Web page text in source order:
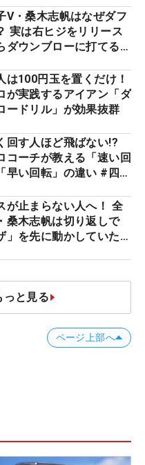
V・桑木志帆はなぜダフ
実は右ヒジをリリース
ダウンブローに打てる #
は100円玉を置くだけ！
が実践するアイアン「ダ
ードリル」が効果抜群
回す人ほど飛ばない!?
コーチが教える「速い回
早い回転」の違い #四の
が止まらない人へ！ 全
桑木志帆は切り返しで
」を先に動かしていた
っと見る
ページ上部へ